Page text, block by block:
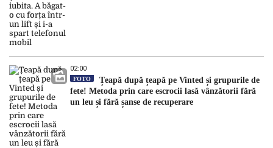
02:00
FOTO
Țeapă după țeapă pe Vinted și grupurile de
fete! Metoda prin care escrocii lasă vânzătorii fără
un leu și fără șanse de recuperare